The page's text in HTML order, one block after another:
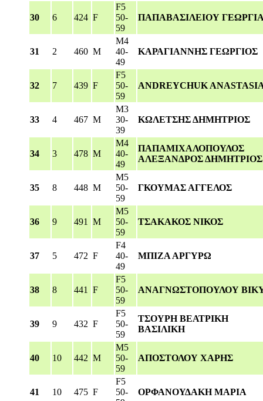
30 6 424 F
F5
50-
59
ΠΑΠΑΒΑΣΙΛΕΙΟΥ
31 2 460 M
M4
40-
49
ΚΑΡΑΓΙΑΝΝΗΣ ΓΕΩΡΓΙΟΣ
32 7 439 F
F5
50-
59
ANDREYCHUK
33 4 467 M
M3
30-
39
ΚΩΛΕΤΣΗΣ ΔΗΜΗΤΡΙΟΣ
34 3 478 M
M4
40-
49
ΠΑΠΑΜΙΧΑΛΟΠΟΥΛΟΣ
ΑΛΕΞΑΝΔΡΟΣ ΔΗΜΗΤΡΙΟΣ
35 8 448 M
M5
50-
59
ΓΚΟΥΜΑΣ ΑΓΓΕΛΟΣ
36 9 491 M
M5
50-
59
ΤΣΑΚΑΚΟΣ ΝΙΚΟΣ
37 5 472 F
F4
40-
49
ΜΠΙΖΑ ΑΡΓΥΡΩ
38 8 441 F
F5
50-
59
ΑΝΑΓΝΩΣΤΟΠΟΥΛΟΥ
39 9 432 F
F5
50-
59
ΤΣΟΥΡΗ ΒΕΑΤΡΙΚΗ
ΒΑΣΙΛΙΚΗ
40 10 442 M
M5
50-
59
ΑΠΟΣΤΟΛΟΥ ΧΑΡΗΣ
41 10 475 F
F5
50-
ΟΡΦΑΝΟΥΔΑΚΗ ΜΑΡΙΑ